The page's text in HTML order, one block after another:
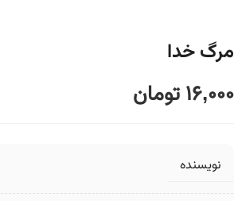
مرگ خدا
16,000تومان
نویسنده